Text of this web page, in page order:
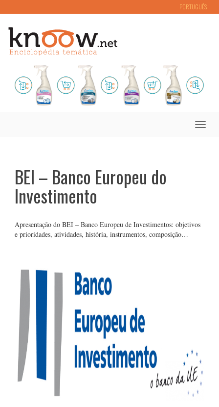
PORTUGUÊS
Toggle
BEI – Banco Europeu do
Investimento
Apresentação do BEI – Banco Europeu de Investimentos: objetivos
e prioridades, atividades, história, instrumentos, composição…